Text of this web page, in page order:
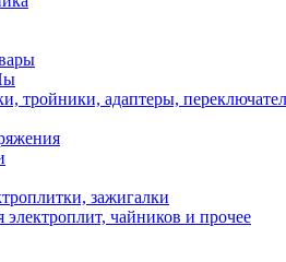
тройники, адаптеры,
зажигалки
чайников и прочее